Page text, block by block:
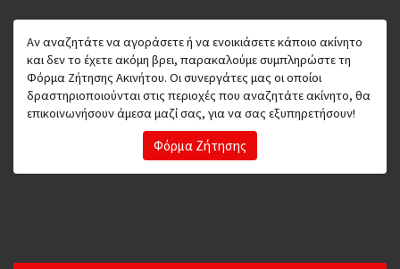
Αν αναζητάτε να αγοράσετε ή να ενοικιάσετε κάποιο ακίνητο
και δεν το έχετε ακόμη βρει, παρακαλούμε συμπληρώστε τη
Φόρμα Ζήτησης Ακινήτου. Οι συνεργάτες μας οι οποίοι
δραστηριοποιούνται στις περιοχές που αναζητάτε ακίνητο, θα
επικοινωνήσουν άμεσα μαζί σας, για να σας εξυπηρετήσουν!
Φόρμα Ζήτησης